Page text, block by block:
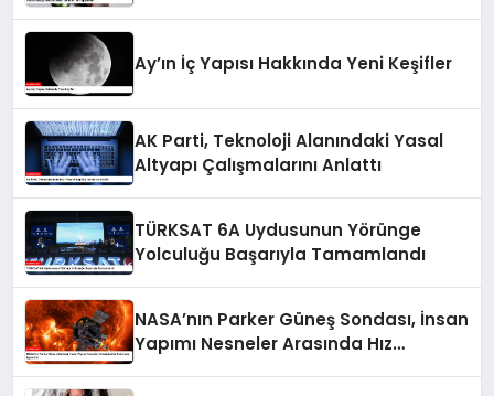
Ay’ın İç Yapısı Hakkında Yeni Keşifler
AK Parti, Teknoloji Alanındaki Yasal
Altyapı Çalışmalarını Anlattı
TÜRKSAT 6A Uydusunun Yörünge
Yolculuğu Başarıyla Tamamlandı
NASA’nın Parker Güneş Sondası, İnsan
Yapımı Nesneler Arasında Hız